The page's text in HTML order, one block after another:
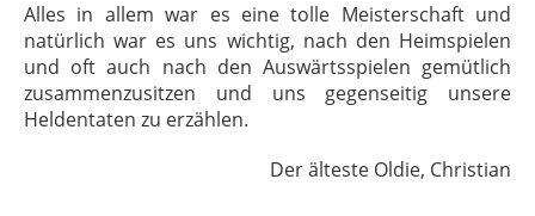
Alles in allem war es eine tolle Meisterschaft und
natürlich war es uns wichtig, nach den Heimspielen
und oft auch nach den Auswärtsspielen gemütlich
zusammenzusitzen und uns gegenseitig unsere
Heldentaten zu erzählen.
Der älteste Oldie, Christian